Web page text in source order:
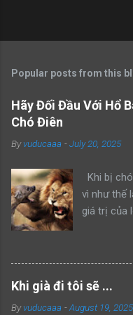
Popular posts from this
Hãy Đối Đầu Với Hổ
Chó Điên
Byvuducaaa -July 20, 2025
Khi bị
vì như thế
giá trị của
nom
khác
bảo con:
lãnh thổ
lên anh
Khi già đi tôi sẽ ...
Byvuducaaa -August 19, 2025